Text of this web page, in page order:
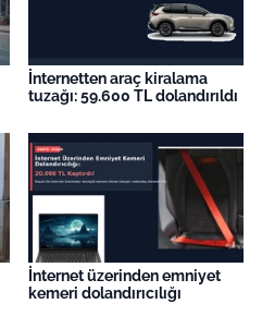
İnternetten araç kiralama
tuzağı: 59.600 TL dolandırıldı
İnternet üzerinden emniyet
kemeri dolandırıcılığı